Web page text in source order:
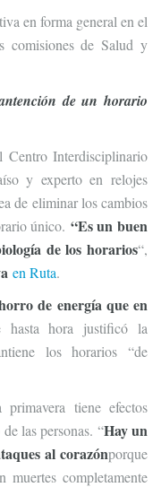
en forma general en el
comisiones de Salud y
de un horario
Centro Interdisciplinario
y experto en relojes
de eliminar los cambios
único. “Es un buen
de los horarios“,
en Ruta.
de energía que en
hora justificó la
los horarios “de
tiene efectos
las personas. “Hay un
al corazónporque
muertes completamente